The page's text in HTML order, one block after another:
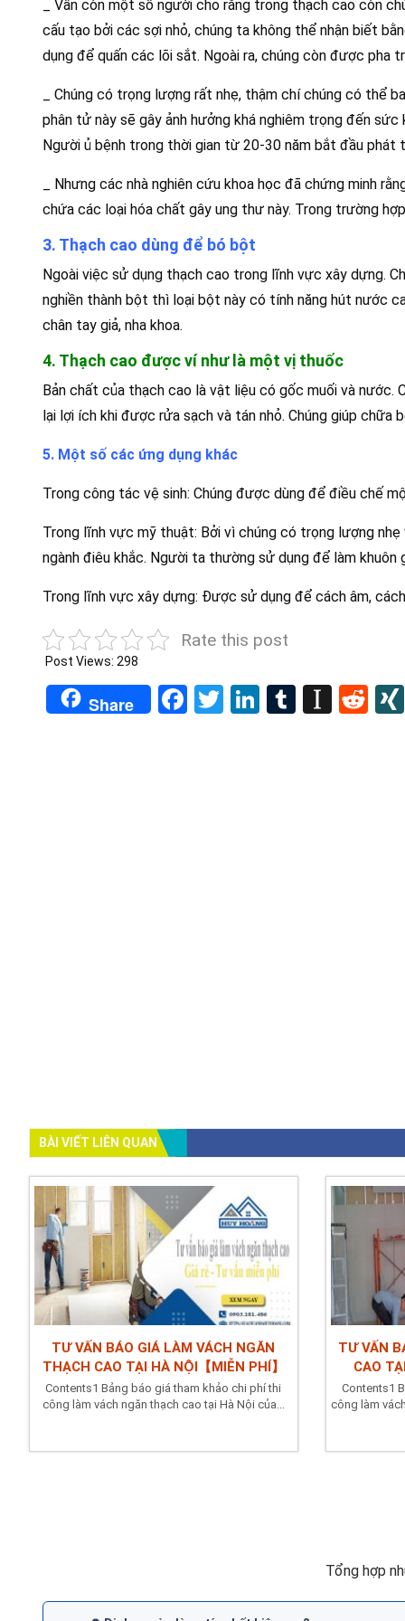
_ Vẫn còn một số người cho rằng trong thạch cao còn
cấu tạo bởi các sợi nhỏ, chúng ta không thể nhận biết
dụng để quấn các lõi sắt. Ngoài ra, chúng còn được
_ Chúng có trọng lượng rất nhẹ, thậm chí chúng có thể
phân tử này sẽ gây ảnh hưởng khá nghiêm trọng đến
Người ủ bệnh trong thời gian từ 20-30 năm bắt đầu phát
_ Nhưng các nhà nghiên cứu khoa học đã chứng minh
chứa các loại hóa chất gây ung thư này. Trong trường
3. Thạch cao dùng để bó bột
Ngoài việc sử dụng thạch cao trong lĩnh vực xây dựng.
nghiền thành bột thì loại bột này có tính năng hút nước
chân tay giả, nha khoa.
4. Thạch cao được ví như là một vị thuốc
Bản chất của thạch cao là vật liệu có gốc muối và nước.
lại lợi ích khi được rửa sạch và tán nhỏ. Chúng giúp chữa
5. Một số các ứng dụng khác
Trong công tác vệ sinh: Chúng được dùng để điều chế
Trong lĩnh vực mỹ thuật: Bởi vì chúng có trọng lượng
ngành điêu khắc. Người ta thường sử dụng để làm khuôn
Trong lĩnh vực xây dựng: Được sử dụng để cách âm,
Rate this post
Post Views: 298
Share Facebook
TwitterLinkedIn
Tumblr
BÀI VIẾT LIÊN QUAN
TƯ VẤN BÁO GIÁ LÀM VÁCH NGĂN
THẠCH CAO TẠI HÀ NỘI【MIỄN PHÍ】
Contents1 Bảng báo giá tham khảo chi phí thi
công làm vách ngăn thạch cao tại Hà Nội của...
TƯ VẤN
CAO
Contents1
công làm
Tổng hợp